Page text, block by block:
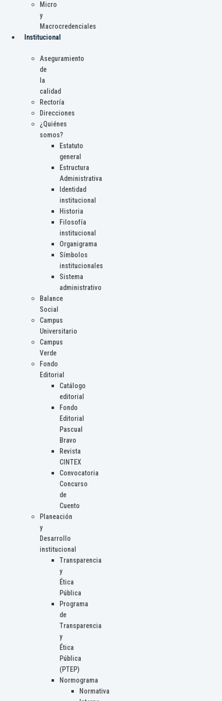
Micro
y
Macrocredenciales
Institucional
Aseguramiento
de
la
calidad
Rectoría
Direcciones
¿Quiénes
somos?
Estatuto
general
Estructura
Administrativa
Identidad
institucional
Historia
Filosofía
institucional
Organigrama
Símbolos
institucionales
Sistema
administrativo
Balance
Social
Campus
Universitario
Campus
Verde
Fondo
Editorial
Catálogo
editorial
Fondo
Editorial
Pascual
Bravo
Revista
CINTEX
Convocatoria
Concurso
de
Cuento
Planeación
y
Desarrollo
institucional
Transparencia
y
Ética
Pública
Programa
de
Transparencia
y
Ética
Pública
(PTEP)
Normograma
Normativa